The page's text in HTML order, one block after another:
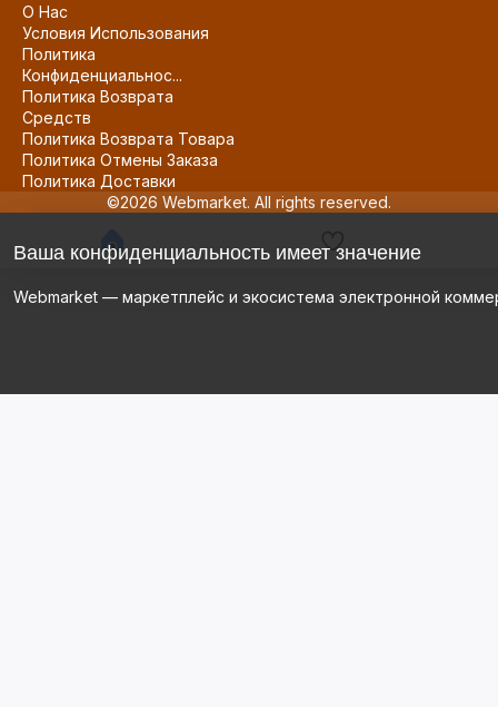
О Нас
Условия Использования
Политика
Конфиденциальнос...
Политика Возврата
Средств
Политика Возврата Товара
Политика Отмены Заказа
Политика Доставки
©2026 Webmarket. All rights reserved.
Ваша конфиденциальность имеет значение
Webmarket — маркетплейс и экосистема электронной